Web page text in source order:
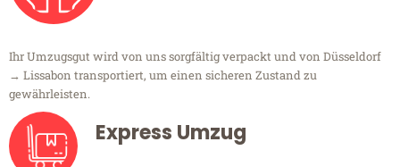
Ihr Umzugsgut wird von uns sorgfältig verpackt und von Düsseldorf
→ Lissabon transportiert, um einen sicheren Zustand zu
gewährleisten.
Express Umzug